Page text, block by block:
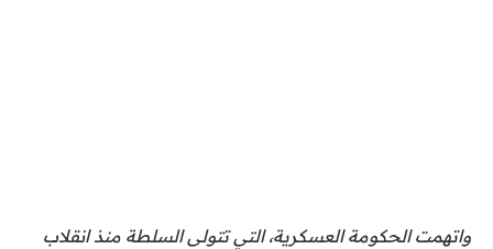
واتهمت الحكومة العسكرية، التي تتولى السلطة منذ انقلاب